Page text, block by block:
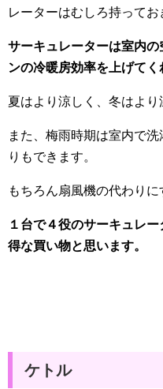
レーターはむしろ持ってお
サーキュレーターは室内
ンの冷暖房効率を上げてく
夏はより涼しく、冬はより
また、梅雨時期は室内で
りもできます。
もちろん扇風機の代わりに
１台で４役のサーキュレ
得な買い物と思います。
ケトル